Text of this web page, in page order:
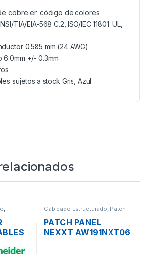
cobre en código de colores
TIA/EIA-568 C.2, ISO/IEC 11801, UL,
0.585 mm (24 AWG)
6.0mm +/- 0.3mm
sujetos a stock Gris, Azul
,
y
Cableado Estructurado, Patch
PATCH PANEL
NEXXT AW191NXT06